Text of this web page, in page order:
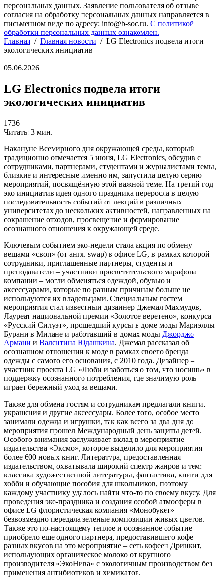
персональных данных. Заявление пользователя об отзыве
согласия на обработку персональных данных направляется в
письменном виде по адресу: info@b-soc.ru. С политикой
обработки персональных данных ознакомлен.
Главная / Главная новости / LG Electronics подвела итоги
экологических инициатив
05.06.2026
LG Electronics подвела итоги
экологических инициатив
1736
Читать: 3 мин.
Накануне Всемирного дня окружающей среды, который
традиционно отмечается 5 июня, LG Electronics, обсудив с
сотрудниками, партнерами, студентами и журналистами темы,
близкие и интересные именно им, запустила целую серию
мероприятий, посвящённую этой важной теме. На третий год
эко инициатив идея одного праздника переросла в целую
последовательность событий от лекций в различных
университетах до нескольких активностей, направленных на
сокращение отходов, просвещение и формирование
осознанного отношения к окружающей среде.
Ключевым событием эко-недели стала акция по обмену
вещами «своп» (от англ. swap) в офисе LG, в рамках которой
сотрудники, приглашенные партнеры, студенты и
преподаватели – участники просветительского марафона
компании – могли обменяться одеждой, обувью и
аксессуарами, которые по разным причинам больше не
используются их владельцами. Специальным гостем
мероприятия стал известный дизайнер Джемал Махмудов,
Лауреат национальной премии «Золотое веретено», конкурса
«Русский Силуэт», прошедший курсы в доме моды Мариэллы
Бурани в Милане и работавший в домах моды Джорджо
Армани и Валентина Юдашкина. Джемал рассказал об
осознанном отношении к моде в рамках своего бренда
одежды с самого его основания, с 2010 года. Дизайнер –
участник проекта LG «Люби и заботься о том, что носишь» в
поддержку осознанного потребления, где значимую роль
играет бережный уход за вещами.
Также для обмена гостям и сотрудникам предлагали книги,
украшения и другие аксессуары. Более того, особое место
занимали одежда и игрушки, так как всего за два дня до
мероприятия прошел Международный день защиты детей.
Особого внимания заслуживает вклад в мероприятие
издательства «Эксмо», которое выделило для мероприятия
более 600 новых книг. Литература, предоставленная
издательством, охватывала широкий спектр жанров и тем:
классика художественной литературы, фантастика, книги для
хобби и обучающие пособия для школьников, поэтому
каждому участнику удалось найти что-то по своему вкусу. Для
проведения эко-праздника и создания особой атмосферы в
офисе LG флористическая компания «Монобукет»
безвозмездно передала зеленые композиции живых цветов.
Также это по-настоящему теплое и осознанное событие
приобрело еще одного партнера, предоставившего кофе
разных вкусов на это мероприятие – сеть кофеен Дринкит,
использующих органическое молоко от крупного
производителя «ЭкоНива» с экологичным производством без
применения антибиотиков и химикатов.